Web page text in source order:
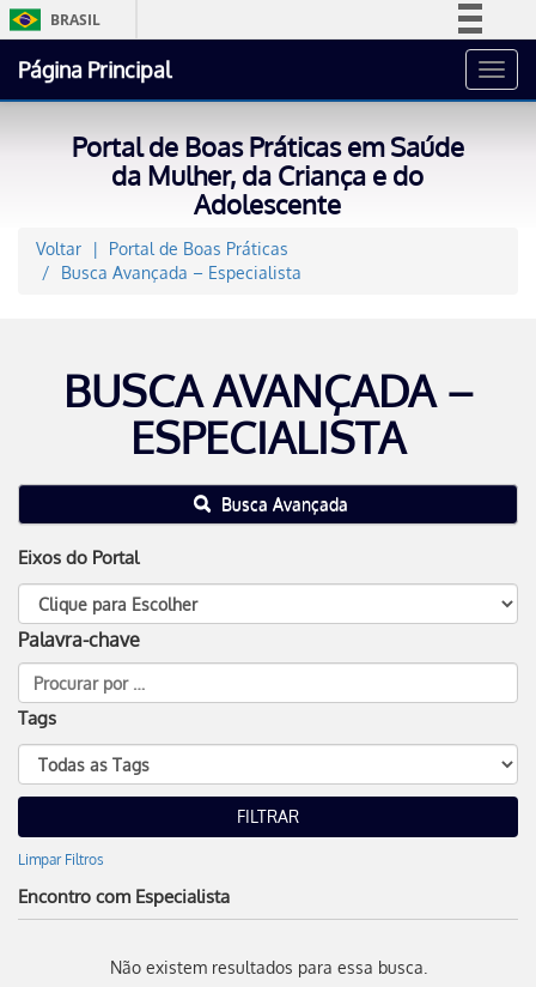
BRASIL
Acesso à informação
Página Principal
Portal de Boas Práticas em Saúde
da Mulher, da Criança e do
Adolescente
Voltar
Portal de Boas Práticas
Busca Avançada – Especialista
BUSCA AVANÇADA –
ESPECIALISTA
Busca Avançada
Eixos do Portal
Palavra-chave
Tags
Limpar Filtros
Encontro com Especialista
Não existem resultados para essa busca.